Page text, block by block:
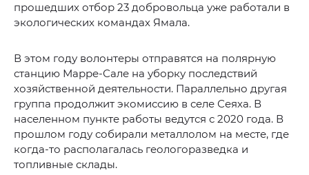
прошедших отбор 23 добровольца уже работали в
экологических командах Ямала.
В этом году волонтеры отправятся на полярную
станцию Марре-Сале на уборку последствий
хозяйственной деятельности. Параллельно другая
группа продолжит экомиссию в селе Сеяха. В
населенном пункте работы ведутся с 2020 года. В
прошлом году собирали металлолом на месте, где
когда-то располагалась геологоразведка и
топливные склады.